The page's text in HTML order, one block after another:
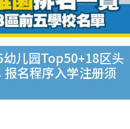
儿园Top50+18区头
名程序入学注册须